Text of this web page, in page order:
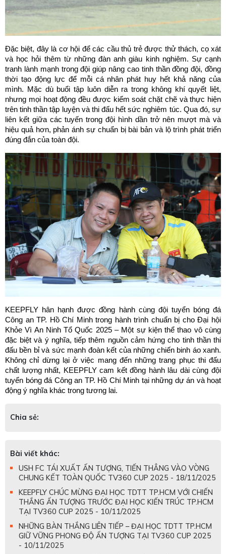
Đặc biệt, đây là cơ hội để các cầu thủ trẻ được thử thách, cọ xát
và học hỏi thêm từ những đàn anh giàu kinh nghiệm. Sự cạnh
tranh lành mạnh trong đội giúp nâng cao tinh thần đồng đội, đồng
thời tạo động lực để mỗi cá nhân phát huy hết khả năng của
mình. Mặc dù buổi tập luôn diễn ra trong không khí quyết liệt,
nhưng mọi hoạt động đều được kiểm soát chặt chẽ và thực hiện
trên tinh thần tập luyện và thi đấu hết sức nghiêm túc. Qua đó, sự
liên kết giữa các tuyến trong đội hình dần trở nên mượt mà và
hiệu quả hơn, phản ánh sự chuẩn bị bài bản và lộ trình phát triển
đúng đắn của toàn đội.
KEEPFLY hân hạnh được đồng hành cùng đội tuyển bóng đá
Công an TP. Hồ Chí Minh trong hành trình chuẩn bị cho Đại hội
Khỏe Vì An Ninh Tổ Quốc 2025 – Một sự kiện thể thao vô cùng
đặc biệt và ý nghĩa, tiếp thêm nguồn cảm hứng cho tinh thần thi
đấu bền bỉ và sức mạnh đoàn kết của những chiến binh áo xanh.
Không chỉ dừng lại ở việc mang đến những trang phục thi đấu
chất lượng nhất, KEEPFLY cam kết đồng hành lâu dài cùng đội
tuyển bóng đá Công an TP. Hồ Chí Minh tại những dự án và hoạt
động ý nghĩa khác trong tương lai.
Chia sẻ:
Bài viết khác:
USH FC TÁI XUẤT ẤN TƯỢNG, TIẾN THẲNG VÀO VÒNG
CHUNG KẾT TOÀN QUỐC TV360 CUP 2025 - 18/11/2025
KEEPFLY CHÚC MỪNG ĐẠI HỌC TDTT TP.HCM VỚI CHIẾN
THẮNG ẤN TƯỢNG TRƯỚC ĐẠI HỌC KIẾN TRÚC TP.HCM
TẠI TV360 CUP 2025 - 10/11/2025
NHỮNG BÀN THẮNG LIÊN TIẾP – ĐẠI HỌC TDTT TP.HCM
GIỮ VỮNG PHONG ĐỘ ẤN TƯỢNG TẠI TV360 CUP 2025
- 10/11/2025